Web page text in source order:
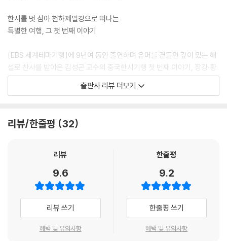
2장 청해성
2. 푸른 바다의 이름표를 붙인 호수 - 청해호
3. 평화의 치맛자락으로 닦은 길 - 일월산 당번고도
3. 황하를 따라가며 만난 첫 번째 고촌 - 청성고진
1. 사막에 흐르는 강 - 사파두
2. 사라진 문명 서하 왕조의 아름답고 쓸쓸한 도시 - 은천
5장 내몽고자치구
1. 홀로 푸른 무덤으로 남아 황혼 속에 있네 - 후허하오터 왕소군 무덤
2. 변방의 옛 거리에서 술잔을 던지다 - 새상노가
승천사라는 절을 찾아가 노닌 〈기승천사야유〉라는 짧은 글은 동파의 맑은
행복의 진수를 보여준다. --- p.90
이백의 가슴을 거칠게 흘러들어가는 강물이 하필 황하였을까? 아마 탁한
물결로 거칠게 흘러가는 황하가 시인의 가슴속에서 거칠게 솟구쳐 오르는
시대와 세상을 향한 분노와 원망을 표현하기에 적합했기 때문일 것이다.
이백의 많은 작품 중에서 회재불우의 격한 감정을 토로한 작품 속에는 황
하가 자주 등장한다. 소와 양을 잡아 삼백 잔을 마셔서 만고의 근심을 씻어
는 세상을 향해 악다구니를 쓰던 〈행로난行路難〉에도 황하는 어김없이 작
러가며 만들어낸 것인지도 모른다. --- p.209-210
참으로 길고 신산한 하루의 여정이었으니, 이 모든 것이 중국을 너무 쉽게
본 탓이었다는 자책이 들었다. 비단길을 탐사했을 때나 황하 상류 지역을
여행했을 때에는 길이 험하고 여건이 불비함을 감안하여 매번 신중하게 진
퇴를 결정했었다. 밤에는 되도록 길을 나서지 않았고 기름은 미리 충분하
게 준비했었다. 그런데 황하 중류 지역을 탐사하는 이번 여행은 다를 것이
한시를 벗 삼아 천하제일경으로 떠나는
특별한 여행, 그 첫 번째 이야기
[EBS 세계테마기행]에 9년여 동안 출연하며 유머를 곁들인 깊이 있는 해
설로 찬사를 받아온 김성곤 교수의 중국한시기행 첫 번째 이야기, 장강·황
하 편이 출간되었다. 김성곤 교수는 한시를 비롯한 중국 역사와 문화에 대
한 해박한 지식, 흡인력 있고 유쾌한 설명으로 명성이 자자하다. 특히 중국
‘EBS 방송대상’ 출연자상을 받기도 했다. 이 책에서는 한시를 여행과 접목
고사와 풍습을 독자에게 전한다.
서 사천성, 강서성 등 장강 유역을 1부로, 감숙성, 섬서성, 하남성 등지의
황하 유역을 2부로 엮었다. 소동파의 [적벽부], 두보의 [망악], 이백의 [장
진주] 등 중국 최고 시인들의 대표작에 대한 깊이 있는 해설 외에도, 역사
속 인물들의 흥미진진한 이야기와 사람 냄새 나는 정겨운 여행 에피소드를
담아 책의 풍성함을 더했다.
출판사 리뷰 더보기
리뷰/한줄평 32
리뷰
9.6
리뷰 쓰기
혜택 및 유의사항
한줄평
9.2
한줄평 쓰기
혜택 및 유의사항